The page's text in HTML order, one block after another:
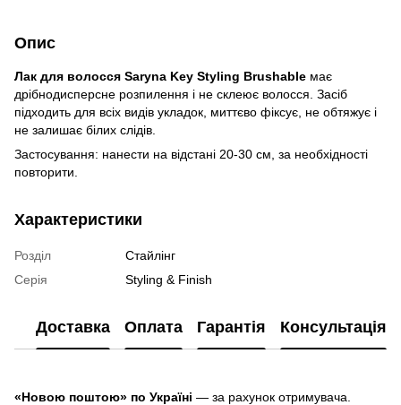
Опис
Лак для волосся Saryna Key Styling Brushable має
дрібнодисперсне розпилення і не склеює волосся. Засіб
підходить для всіх видів укладок, миттєво фіксує, не обтяжує і
не залишає білих слідів.
Застосування: нанести на відстані 20-30 см, за необхідності
повторити.
Характеристики
Розділ
Стайлінг
Серія
Styling & Finish
Доставка Оплата Гарантія Консультація
«Новою поштою» по Україні — за рахунок отримувача.